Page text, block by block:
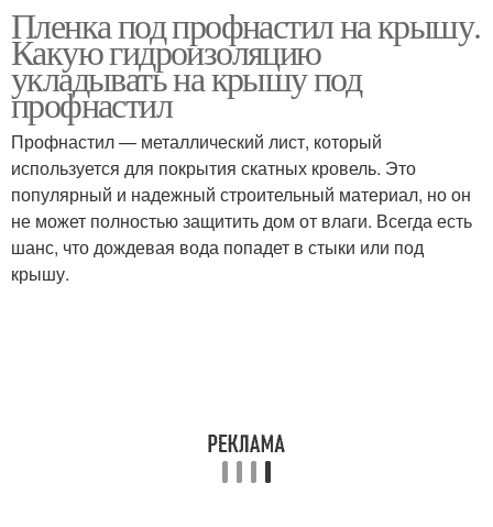
Полиэтиленовая пленка
Пленка под профнастил на крышу.
Какую гидроизоляцию
укладывать на крышу под
профнастил
Профнастил — металлический лист, который
используется для покрытия скатных кровель. Это
популярный и надежный строительный материал, но он
не может полностью защитить дом от влаги. Всегда есть
шанс, что дождевая вода попадет в стыки или под
крышу.